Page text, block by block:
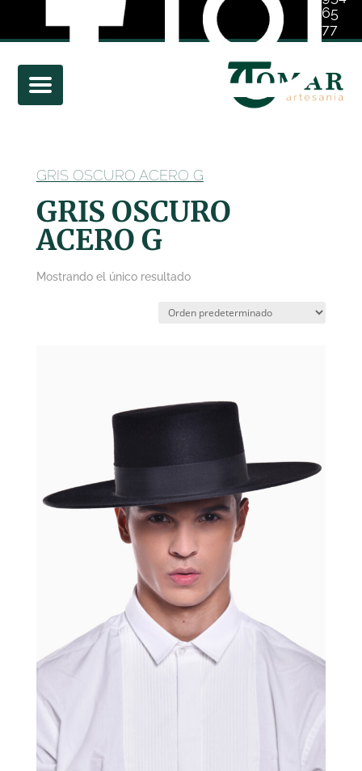
65
77
01
GRIS OSCURO ACERO G
GRIS OSCURO
ACERO G
Mostrando el único resultado